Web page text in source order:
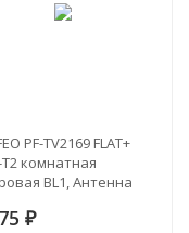
PF-TV2169 FLAT+
T2 комнатная
BL1, Антенна
₽